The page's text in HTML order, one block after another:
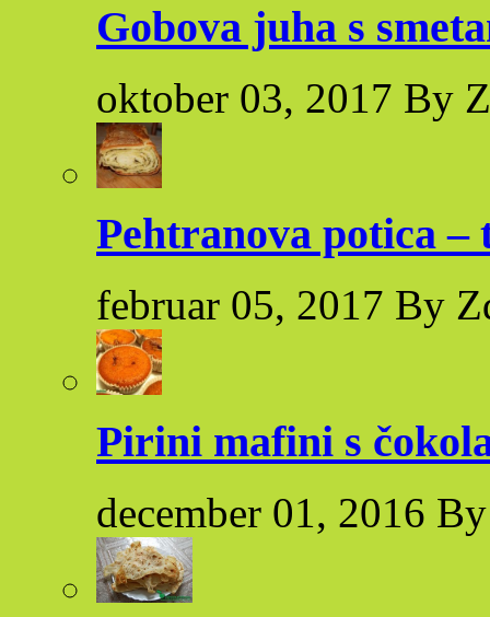
Gobova juha s
oktober 03, 2017 By
Pehtranova potica –
februar 05, 2017 By
Pirini mafini s
december 01, 2016